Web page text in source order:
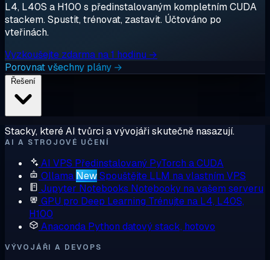
L4, L40S a H100 s předinstalovaným kompletním CUDA
stackem. Spustit, trénovat, zastavit. Účtováno po
vteřinách.
Vyzkoušejte zdarma na 1 hodinu →
Porovnat všechny plány →
Stacky, které AI tvůrci a vývojáři skutečně nasazují.
AI A STROJOVÉ UČENÍ
AI VPS Předinstalovaný PyTorch a CUDA
Ollama NewSpouštějte LLM na vlastním VPS
Jupyter Notebooks Notebooky na vašem serveru
GPU pro Deep Learning Trénujte na L4, L40S,
H100
Anaconda Python datový stack, hotovo
VÝVOJÁŘI A DEVOPS